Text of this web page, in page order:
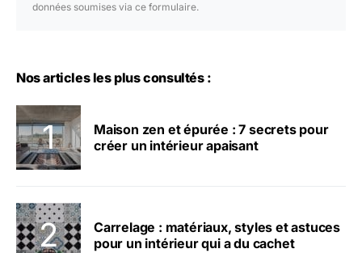
données soumises via ce formulaire.
Nos articles les plus consultés :
Maison zen et épurée : 7 secrets pour
créer un intérieur apaisant
Carrelage : matériaux, styles et astuces
pour un intérieur qui a du cachet